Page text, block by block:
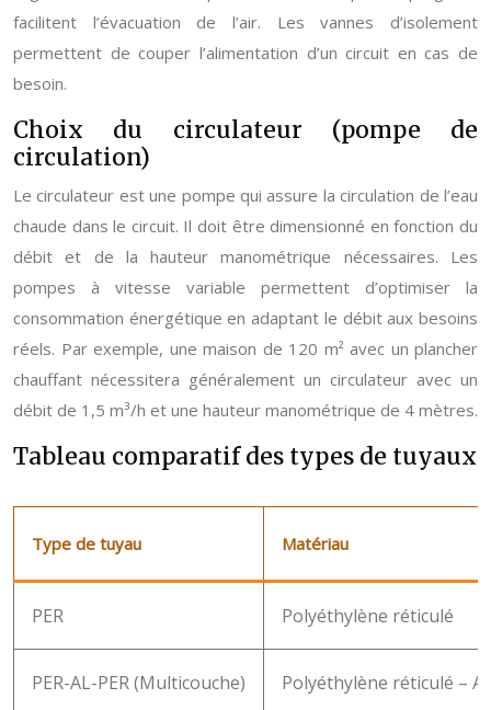
facilitent l’évacuation de l’air. Les vannes d’isolement
permettent de couper l’alimentation d’un circuit en cas de
besoin.
Choix du circulateur (pompe de
circulation)
Le circulateur est une pompe qui assure la circulation de l’eau
chaude dans le circuit. Il doit être dimensionné en fonction du
débit et de la hauteur manométrique nécessaires. Les
pompes à vitesse variable permettent d’optimiser la
consommation énergétique en adaptant le débit aux besoins
réels. Par exemple, une maison de 120 m² avec un plancher
chauffant nécessitera généralement un circulateur avec un
débit de 1,5 m³/h et une hauteur manométrique de 4 mètres.
Tableau comparatif des types de tuyaux
Type de tuyau Matériau
PER Polyéthylène réticulé
PER-AL-PER (Multicouche) Polyéthylène réticulé –